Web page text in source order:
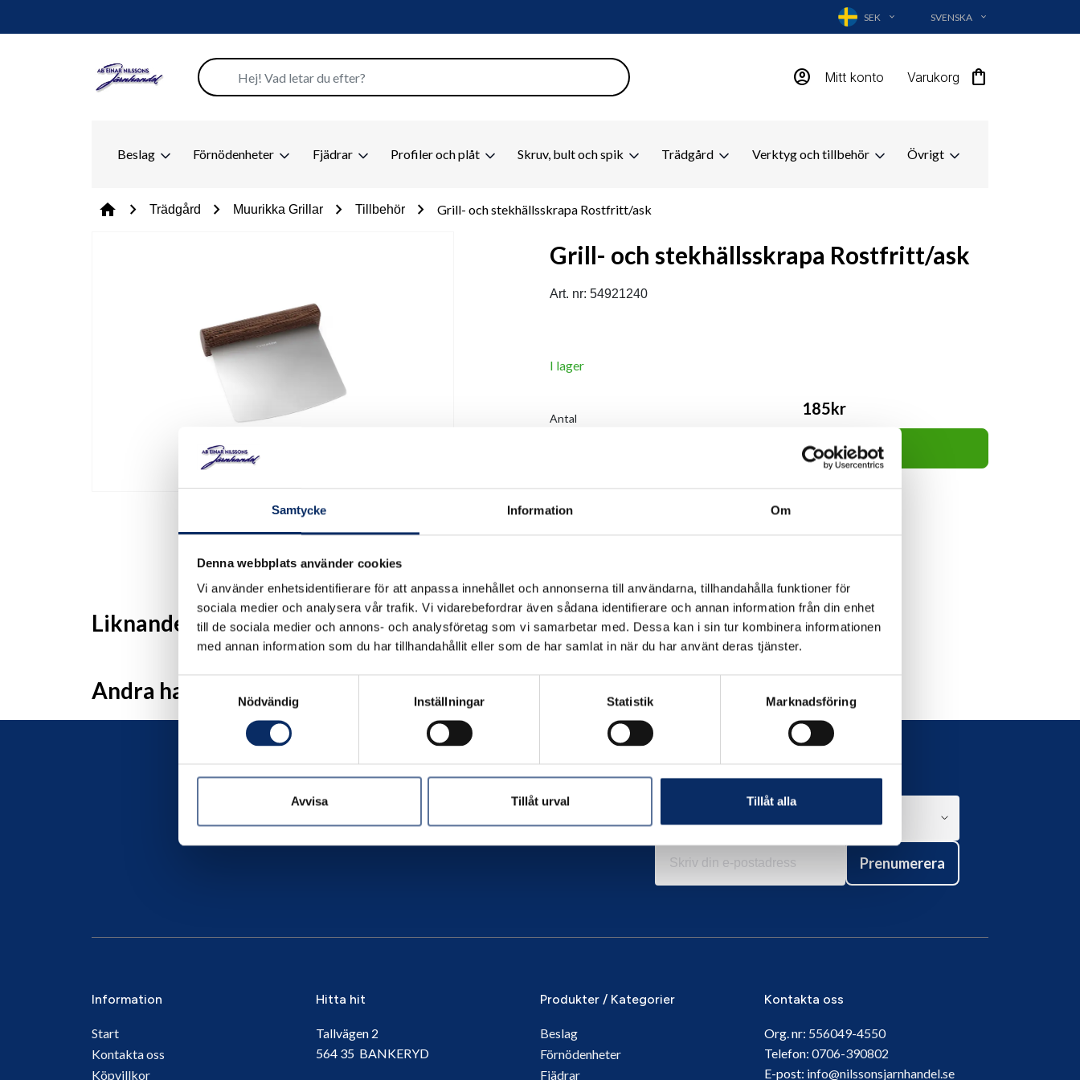
Samtycke Information Om
Denna webbplats använder cookies
Vi använder enhetsidentifierare för att anpassa innehållet och annonserna till användarna, tillhandahålla funktioner för
sociala medier och analysera vår trafik. Vi vidarebefordrar även sådana identifierare och annan information från din enhet
till de sociala medier och annons- och analysföretag som vi samarbetar med. Dessa kan i sin tur kombinera informationen
med annan information som du har tillhandahållit eller som de har samlat in när du har använt deras tjänster.
Nödvändig
Inställningar Statistik Marknadsföring
Avvisa Tillåt urval Tillåt alla
SEK EXPAND_MORE SVENSKA EXPAND_MORE
account_circle Mitt konto Varukorg shopping_bag
Beslag Förnödenheter Fjädrar Profiler och plåt Skruv, bult och spik Trädgård Verktyg och tillbehör Övrigt
home chevron_right Trädgård chevron_right Muurikka Grillar chevron_right Tillbehör chevron_right Grill- och stekhällsskrapa Rostfritt/ask
Grill- och stekhällsskrapa Rostfritt/ask
Art. nr: 54921240
I lager
Antal
185kr
Lägg i varukorg
Liknande produkter
Andra har även tittat på
Prenumerera
Information
Start
Kontakta oss
Köpvillkor
Hitta hit
Tallvägen 2
564 35 BANKERYD
Produkter / Kategorier
Beslag
Förnödenheter
Fjädrar
Kontakta oss
Org. nr: 556049-4550
Telefon: 0706-390802
E-post: info@nilssonsjarnhandel.se